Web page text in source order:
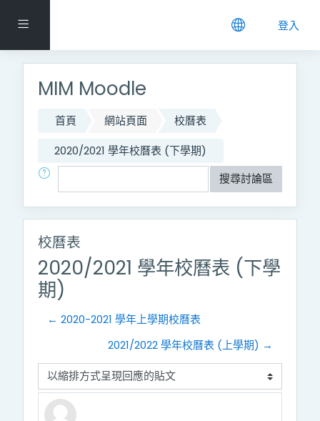
側板 登入
MIM Moodle
首頁 網站頁面
校曆表
2020/2021 學年校曆表 (下學期)
搜尋
搜尋討論區
校曆表
2020/2021 學年校曆表 (下學
期)
← 2020-2021 學年上學期校曆表
2021/2022 學年校曆表 (上學期) →
顯示模式